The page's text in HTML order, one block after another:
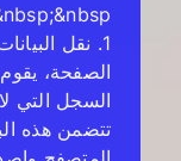
1. نقل
الصفحة،
السجل التي
تتضمن هذه